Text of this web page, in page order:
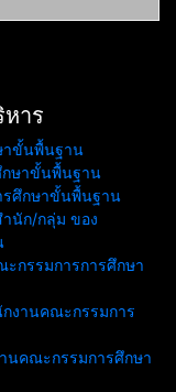
หาร
าขั้นพื้นฐาน
กษาขั้นพื้นฐาน
รศึกษาขั้นพื้นฐาน
นัก/กลุ่ม ของ
กรรมการการศึกษา
กงานคณะกรรมการ
นคณะกรรมการศึกษา